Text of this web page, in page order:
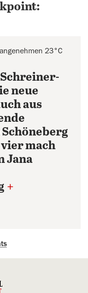
23°C
neue
aus
vier mach
Jana
+